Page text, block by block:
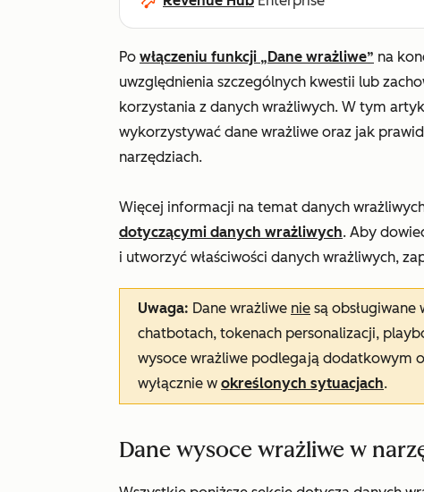
Po włączeniu funkcji „Dane wrażliwe” na
uwzględnienia szczególnych kwestii lub
korzystania z danych wrażliwych. W tym
wykorzystywać dane wrażliwe oraz jak
narzędziach.
Więcej informacji na temat danych
dotyczącymi danych wrażliwych. Aby
i utworzyć właściwości danych wrażliwych,
Uwaga: Dane wrażliwe nie są
chatbotach, tokenach personalizacji,
wysoce wrażliwe podlegają dodatkowym
wyłącznie w określonych sytuacjach.
Dane wysoce wrażliwe w